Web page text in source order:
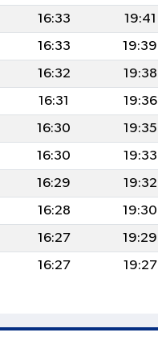
16:33 19:41
16:33 19:39
16:32 19:38
16:31 19:36
16:30 19:35
16:30 19:33
16:29 19:32
16:28 19:30
16:27 19:29
16:27 19:27